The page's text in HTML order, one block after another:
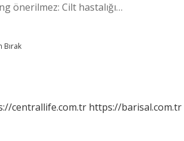
önerilmez: Cilt hastalığı…
Bırak
centrallife.com.tr https://barisal.com.tr